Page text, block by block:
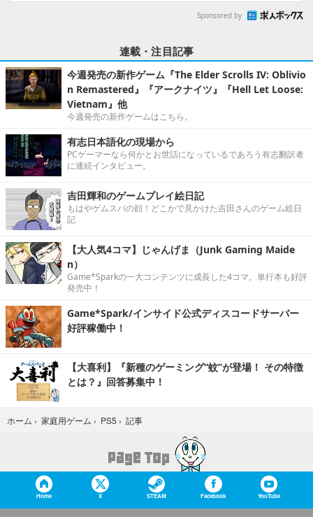
Sponsored by
連載・注目記事
今週発売の新作ゲーム『The Elder Scrolls IV: Oblivio
n Remastered』『アークナイツ』『Hell Let Loose:
Vietnam』他
今週発売の新作ゲームはこちら。
有志日本語化の現場から
PCゲーマーなら何かとお世話になっているであろう有志翻訳者
に連続インタビュー。
吉田輝和のゲームプレイ絵日記
もはやゲムスパの顔！どこかで見かけた吉田さんのゲーム絵日
記
【大人気4コマ】じゃんげま（Junk Gaming Maide
n）
Game*Sparkの一大コンテンツに成長した4コマ。単行本も好評
発売中！
Game*Spark/インサイド公式ディスコードサーバー
好評稼働中！
【大喜利】『新種のゲーミング“蚊”が登場！ その特徴
とは？』回答募集中！
ホーム › 家庭用ゲーム › PS5 › 記事
Home X STEAM Facebook YouTube